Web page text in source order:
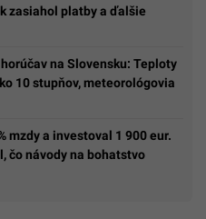
zasiahol platby a ďalšie
na Slovensku: Teploty
10 stupňov, meteorológovia
mzdy a investoval 1 900 eur.
čo návody na bohatstvo